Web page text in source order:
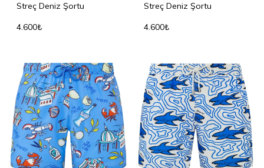
Streç Deniz Şortu
4.600₺
Streç Deniz Şortu
4.600₺